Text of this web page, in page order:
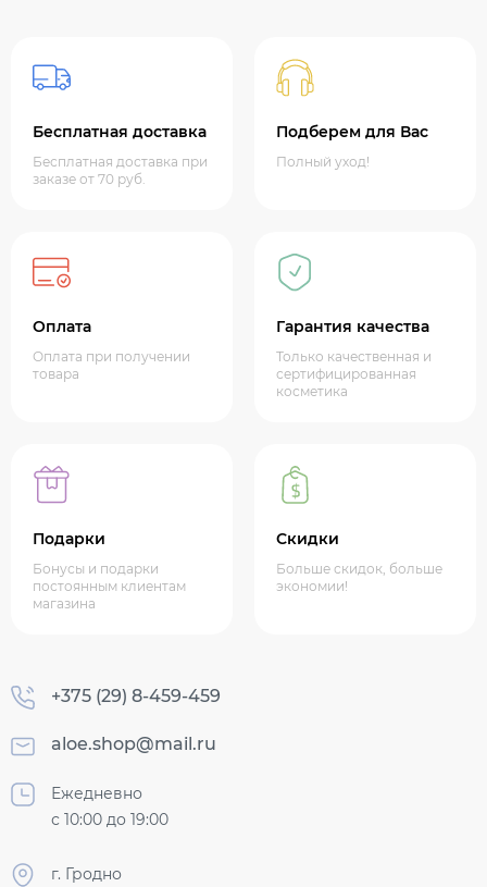
Бесплатная доставка
Бесплатная доставка при
заказе от 70 руб.
Подберем для Вас
Полный уход!
Оплата
Оплата при получении
товара
Гарантия качества
Только качественная и
сертифицированная
косметика
Подарки
Бонусы и подарки
постоянным клиентам
магазина
Скидки
Больше скидок, больше
экономии!
+375 (29) 8-459-459
aloe.shop@mail.ru
Ежедневно
с 10:00 до 19:00
г. Гродно